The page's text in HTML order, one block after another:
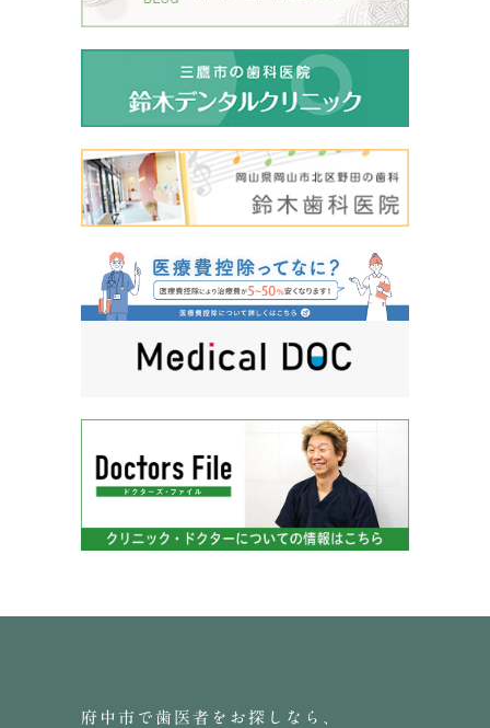
府中市で歯医者をお探しなら、